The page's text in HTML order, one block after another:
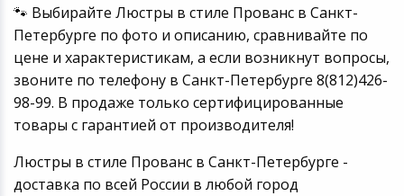
🐾 Выбирайте Люстры в стиле Прованс в Санкт-
Петербурге по фото и описанию, сравнивайте по
цене и характеристикам, а если возникнут вопросы,
звоните по телефону в Санкт-Петербурге 8(812)426-
98-99. В продаже только сертифицированные
товары с гарантией от производителя!
Люстры в стиле Прованс в Санкт-Петербурге -
доставка по всей России в любой город